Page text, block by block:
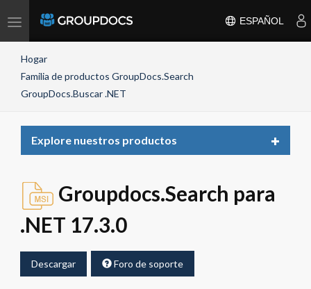
Toggle
ESPAÑOL
Hogar
Familia de productos GroupDocs.Search
GroupDocs.Buscar .NET
Explore nuestros productos
Toggle
Groupdocs.Search para
.NET 17.3.0
Descargar Foro de soporte